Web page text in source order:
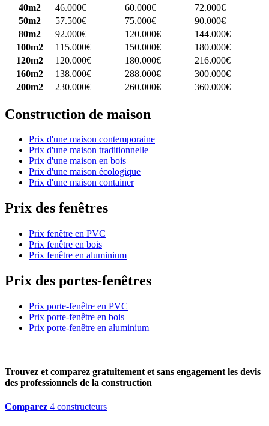
40m2
46.000€ 60.000€
72.000€
50m2
57.500€ 75.000€
90.000€
80m2
92.000€ 120.000€
144.000€
100m2
115.000€ 150.000€
180.000€
120m2
120.000€ 180.000€
216.000€
160m2
138.000€ 288.000€
300.000€
200m2
230.000€ 260.000€ 360.000€
Construction de maison
Prix d'une maison contemporaine
Prix d'une maison traditionnelle
Prix d'une maison en bois
Prix d'une maison écologique
Prix d'une maison container
Prix des fenêtres
Prix fenêtre en PVC
Prix fenêtre en bois
Prix fenêtre en aluminium
Prix des portes-fenêtres
Prix porte-fenêtre en PVC
Prix porte-fenêtre en bois
Prix porte-fenêtre en aluminium
Trouvez et comparez gratuitement et sans engagement les devis
des professionnels de la construction
Comparez 4 constructeurs